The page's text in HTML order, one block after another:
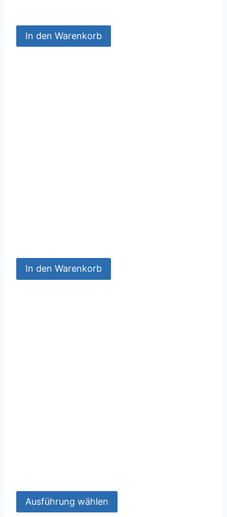
In den Warenkorb
In den Warenkorb
Ausführung wählen